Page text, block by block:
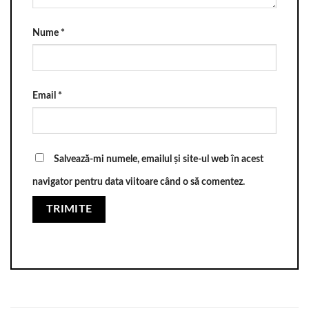
Nume *
Email *
Salvează-mi numele, emailul și site-ul web în acest
navigator pentru data viitoare când o să comentez.